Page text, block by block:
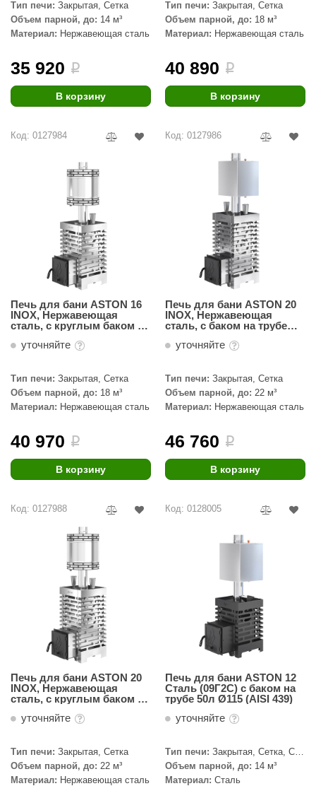
Тип печи: Закрытая, Сетка
Объем парной, до: 14 м³
Материал: Нержавеющая сталь
35 920 i
В корзину
Тип печи: Закрытая, Сетка
Объем парной, до: 18 м³
Материал: Нержавеющая сталь
40 890 i
В корзину
Код: 0127984
Печь для бани ASTON 16
INOX, Нержавеющая
сталь, с круглым баком на
уточняйте
Тип печи: Закрытая, Сетка
Объем парной, до: 18 м³
Материал: Нержавеющая сталь
40 970 i
В корзину
Код: 0127986
Печь для бани ASTON 20
INOX, Нержавеющая
сталь, с баком на трубе
уточняйте
Тип печи: Закрытая, Сетка
Объем парной, до: 22 м³
Материал: Нержавеющая сталь
46 760 i
В корзину
Код: 0127988
Печь для бани ASTON 20
INOX, Нержавеющая
сталь, с круглым баком на
уточняйте
Тип печи: Закрытая, Сетка
Объем парной, до: 22 м³
Материал: Нержавеющая сталь
Код: 0128005
Печь для бани ASTON 12
Сталь (09Г2С) с баком на
трубе 50л Ø115 (AISI 439)
уточняйте
Тип печи: Закрытая, Сетка, С
паровой пушкой
Объем парной, до: 14 м³
Материал: Сталь